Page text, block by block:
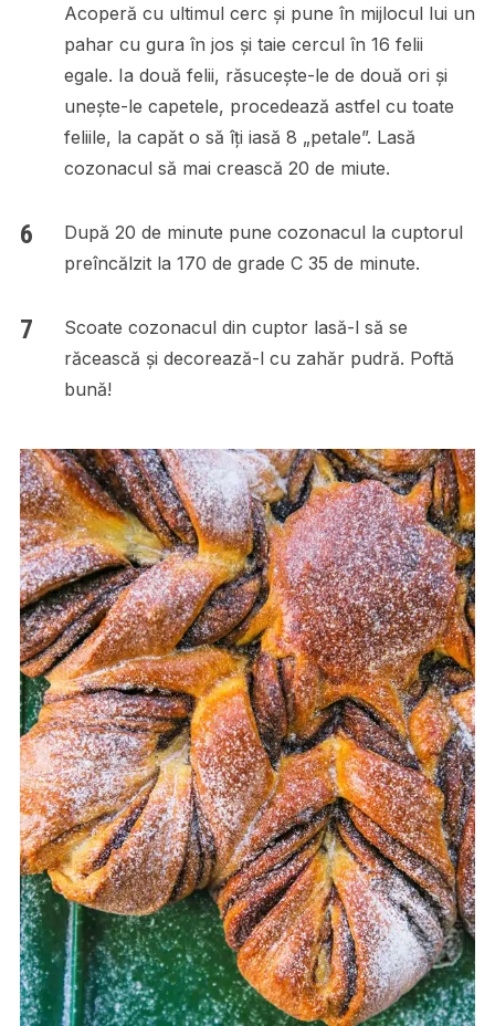
Acoperă cu ultimul cerc și pune în mijlocul lui un
pahar cu gura în jos și taie cercul în 16 felii
egale. Ia două felii, răsucește-le de două ori și
unește-le capetele, procedează astfel cu toate
feliile, la capăt o să îți iasă 8 „petale”. Lasă
cozonacul să mai crească 20 de miute.
După 20 de minute pune cozonacul la cuptorul
preîncălzit la 170 de grade C 35 de minute.
Scoate cozonacul din cuptor lasă-l să se
răcească și decorează-l cu zahăr pudră. Poftă
bună!